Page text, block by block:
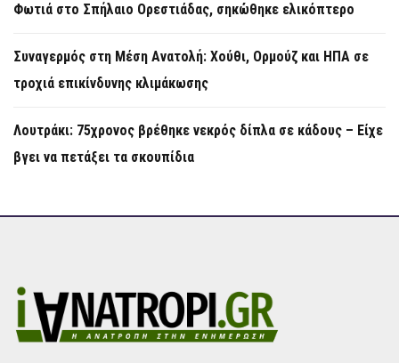
Φωτιά στο Σπήλαιο Ορεστιάδας, σηκώθηκε ελικόπτερο
Συναγερμός στη Μέση Ανατολή: Χούθι, Ορμούζ και ΗΠΑ σε
τροχιά επικίνδυνης κλιμάκωσης
Λουτράκι: 75χρονος βρέθηκε νεκρός δίπλα σε κάδους – Είχε
βγει να πετάξει τα σκουπίδια